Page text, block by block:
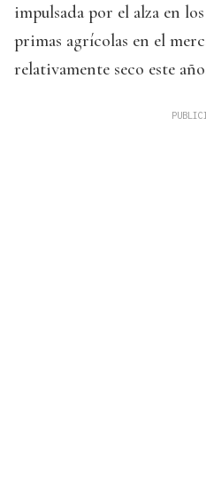
impulsada por el alza en
primas agrícolas en el
relativamente seco este